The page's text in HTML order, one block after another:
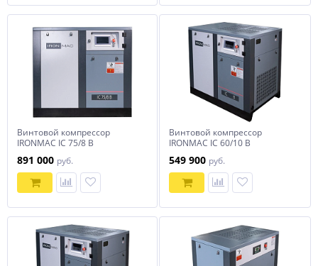
Винтовой компрессор
IRONMAC IC 75/8 B
891 000 руб.
Винтовой компрессор
IRONMAC IC 60/10 B
549 900 руб.